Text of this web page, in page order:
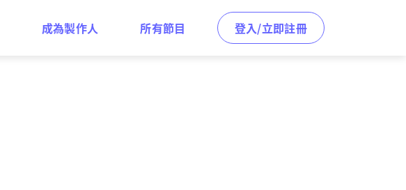
成為製作人 所有節目 登入/立即註冊